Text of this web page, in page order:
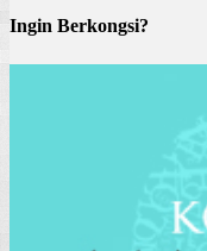
Ingin Berkongsi?